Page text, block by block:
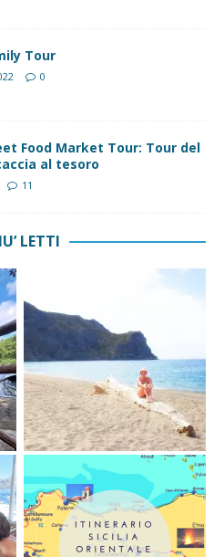
Tour
0
Food Market Tour: Tour del
al tesoro
11
LETTI